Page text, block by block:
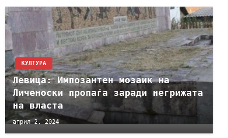
КУЛТУРА
Левица: Импозантен мозаик на
Личеноски пропаѓа заради негрижата
на власта
април 2, 2024